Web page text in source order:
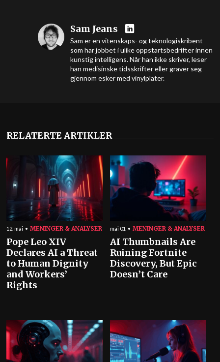
Sam Jeans
Sam er en vitenskaps- og teknologiskribent
som har jobbet i ulike oppstartsbedrifter innen
kunstig intelligens. Når han ikke skriver, leser
han medisinske tidsskrifter eller graver seg
gjennom esker med vinylplater.
RELATERTE ARTIKLER
12. mai MENINGER & ANALYSER
Pope Leo XIV
Declares AI a Threat
to Human Dignity
and Workers’
Rights
mai 01 MENINGER & ANALYSER
AI Thumbnails Are
Ruining Fortnite
Discovery, But Epic
Doesn’t Care